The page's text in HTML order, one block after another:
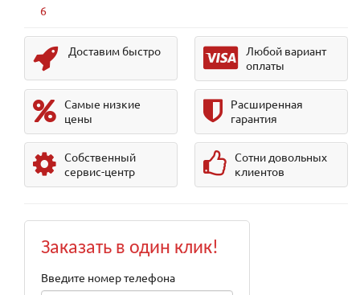
6
Доставим быстро
Любой вариант
оплаты
Самые низкие
цены
Расширенная
гарантия
Собственный
сервис-центр
Сотни довольных
клиентов
Заказать в один клик!
Введите номер телефона